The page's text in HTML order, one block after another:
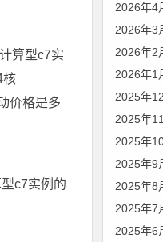
算型c7实
核
价格是多
c7实例的
2026年4
2026年3
2026年2
2026年1
2025年
2025年
2025年
2025年9
2025年8
2025年7
2025年6